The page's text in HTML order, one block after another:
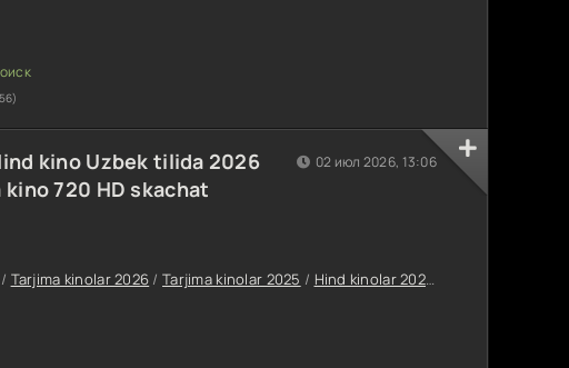
kino Uzbek tilida 2026
720 HD skachat
/ Tarjima kinolar 2026 /Tarjima kinolar 2025 / Hind kinolar 2025
02 июл 2026, 13:06